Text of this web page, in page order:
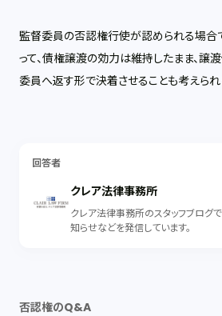
監督委員の否認権行使が認められる場合
って、債権譲渡の効力は維持したまま、譲
委員へ返す形で決着させることも考えられ
回答者
クレア法律事務所
クレア法律事務所のスタッフブログ
知らせなどを発信しています。
否認権のQ&A